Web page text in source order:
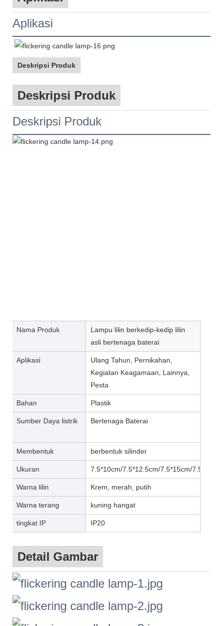
Aplikasi
Deskripsi Produk
Deskripsi Produk
Deskripsi Produk
Nama Produk
Lampu lilin berkedip-kedip lilin
asli bertenaga baterai
Aplikasi
Ulang Tahun, Pernikahan,
Kegiatan Keagamaan, Lainnya,
Pesta
Bahan Plastik
Sumber Daya listrik Bertenaga Baterai
Membentuk berbentuk silinder
Ukuran 7.5*10cm/7.5*12.5cm/7.5*15cm/7.5*20cm
Warna lilin Krem, merah, putih
Warna terang kuning hangat
tingkat IP IP20
Detail Gambar